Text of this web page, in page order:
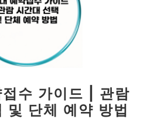
수 가이드 | 관람
및 단체 예약 방법